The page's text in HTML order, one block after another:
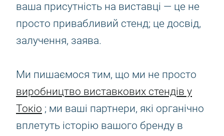
ваша присутність на виставці — це не
просто привабливий стенд; це досвід,
залучення, заява.
Ми пишаємося тим, що ми не просто
виробництво виставкових стендів у
Токіо ; ми ваші партнери, які органічно
вплетуть історію вашого бренду в